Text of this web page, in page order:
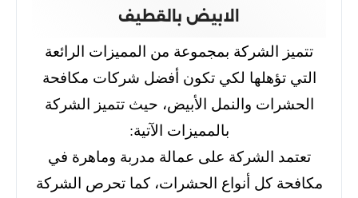
الابيض بالقطيف
تتميز الشركة بمجموعة من المميزات الرائعة
التي تؤهلها لكي تكون أفضل شركات مكافحة
الحشرات والنمل الأبيض، حيث تتميز الشركة
بالمميزات الآتية:
تعتمد الشركة على عمالة مدربة وماهرة في
مكافحة كل أنواع الحشرات، كما تحرص الشركة